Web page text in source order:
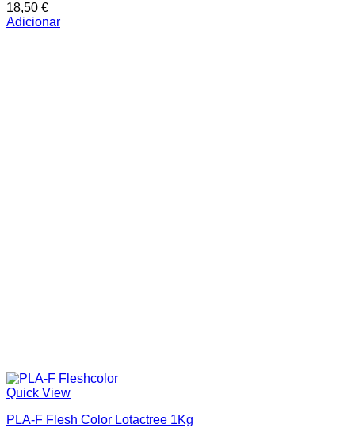
18,50 €
Adicionar
Quick View
PLA-F Flesh Color Lotactree 1Kg